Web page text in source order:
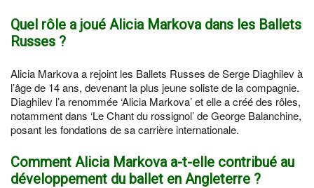
Quel rôle a joué Alicia Markova dans les Ballets
Russes ?
Alicia Markova a rejoint les Ballets Russes de Serge Diaghilev à
l’âge de 14 ans, devenant la plus jeune soliste de la compagnie.
Diaghilev l’a renommée ‘Alicia Markova’ et elle a créé des rôles,
notamment dans ‘Le Chant du rossignol’ de George Balanchine,
posant les fondations de sa carrière internationale.
Comment Alicia Markova a-t-elle contribué au
développement du ballet en Angleterre ?